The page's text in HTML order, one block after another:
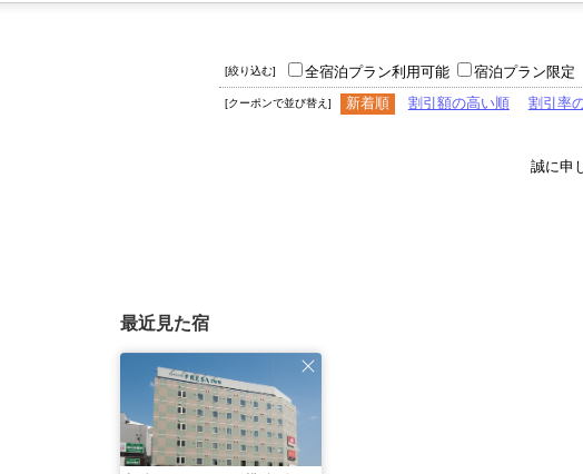
[絞り込む] 全宿泊プラン利用可能 宿泊プラン限定
[クーポンで並び替え] 新着順 割引額の高い順 割引率
誠に申
最近見た宿